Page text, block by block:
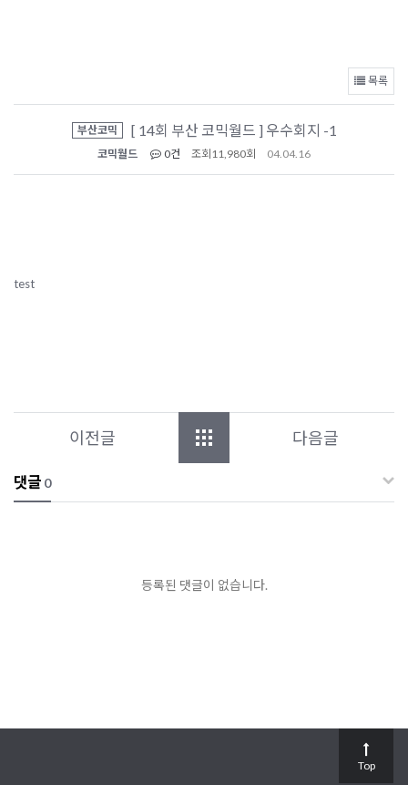
목록
부산코믹 [ 14회 부산 코믹월드 ] 우수회지 -1
코믹월드 0건 조회 11,980회 04.04.16
test
이전글 다음글
댓글 0
등록된 댓글이 없습니다.
Top